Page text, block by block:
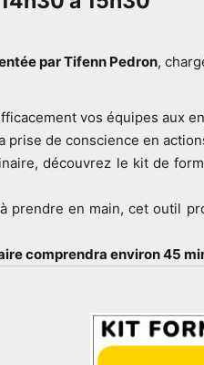
par Tifenn Pedron,
vos équipes aux
prise de conscience en
découvrez le kit de
prendre en main, cet outil
comprendra environ 45